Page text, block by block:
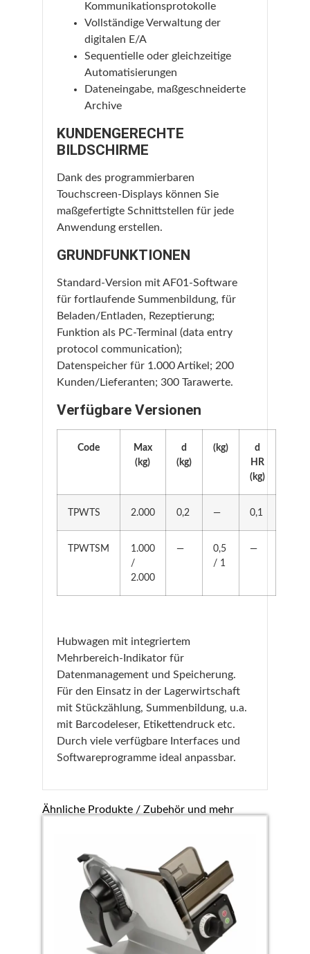
Kommunikationsprotokolle
Vollständige Verwaltung der
digitalen E/A
Sequentielle oder gleichzeitige
Automatisierungen
Dateneingabe, maßgeschneiderte
Archive
KUNDENGERECHTE
BILDSCHIRME
Dank des programmierbaren
Touchscreen-Displays können Sie
maßgefertigte Schnittstellen für jede
Anwendung erstellen.
GRUNDFUNKTIONEN
Standard-Version mit AF01-Software
für fortlaufende Summenbildung, für
Beladen/Entladen, Rezeptierung;
Funktion als PC-Terminal (data entry
protocol communication);
Datenspeicher für 1.000 Artikel; 200
Kunden/Lieferanten; 300 Tarawerte.
Verfügbare Versionen
Code
Max
(kg)
d
(kg)
(kg)
d
HR
(kg)
TPWTS 2.000 0,2 — 0,1
TPWTSM
1.000
/
2.000
—
0,5
/ 1
—
Hubwagen mit integriertem
Mehrbereich-Indikator für
Datenmanagement und Speicherung.
Für den Einsatz in der Lagerwirtschaft
mit Stückzählung, Summenbildung, u.a.
mit Barcodeleser, Etikettendruck etc.
Durch viele verfügbare Interfaces und
Softwareprogramme ideal anpassbar.
Ähnliche Produkte / Zubehör und mehr